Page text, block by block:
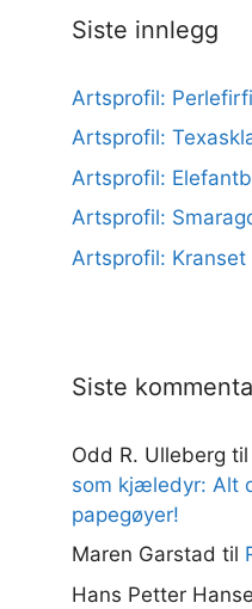
Siste innlegg
Artsprofil:
Artsprofil:
Artsprofil:
Artsprofil:
Artsprofil: Kranset
Siste
Odd R. Ulleberg til
som kjæledyr: Alt
papegøyer!
Maren Garstad til
Hans Petter